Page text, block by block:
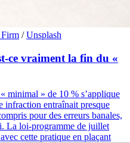
/ Unsplash
ce vraiment la fin du «
minimal » de 10 % s’applique
infraction entraînait presque
pour des erreurs banales,
La loi-programme de juillet
cette pratique en plaçant